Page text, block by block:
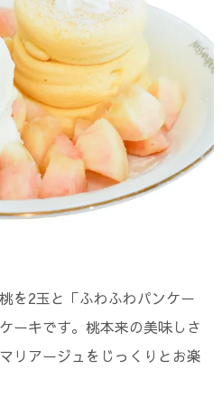
を2玉と「ふわふわパンケー
ーキです。桃本来の美味しさ
リアージュをじっくりとお楽